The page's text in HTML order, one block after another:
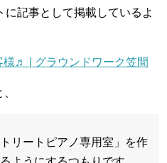
記事として掲載しているよ
様♬ | グラウンドワーク笠間
リートピアノ専用室」を作